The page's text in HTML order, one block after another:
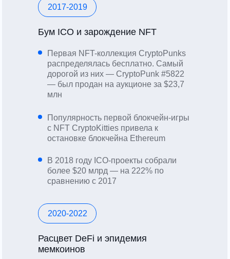
Бум ICO и зарождение NFT
Первая NFT-коллекция CryptoPunks
распределялась бесплатно. Самый
дорогой из них — CryptoPunk #5822
— был продан на аукционе за $23,7
млн
Популярность первой блокчейн-игры
с NFT CryptoKitties привела к
остановке блокчейна Ethereum
В 2018 году ICO-проекты собрали
более $20 млрд — на 222% по
сравнению с 2017
Расцвет DeFi и эпидемия
мемкоинов
2017-2019
2020-2022